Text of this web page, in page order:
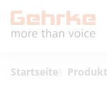
Startseite